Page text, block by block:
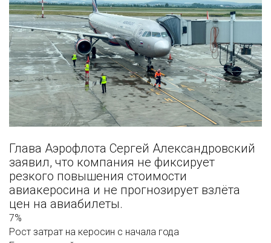
Глава Аэрофлота Сергей Александровский
заявил, что компания не фиксирует
резкого повышения стоимости
авиакеросина и не прогнозирует взлёта
цен на авиабилеты.
7%
Рост затрат на керосин с начала года